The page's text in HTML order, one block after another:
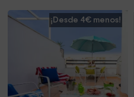
¡Desde 4€ menos!